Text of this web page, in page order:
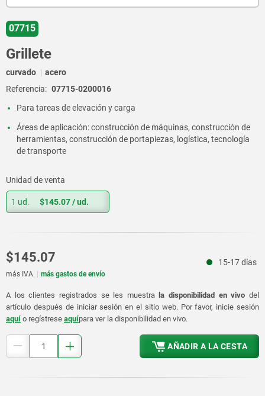
07715
Grillete
curvado
acero
Referencia: 07715-0200016
Para tareas de elevación y carga
Áreas de aplicación: construcción de máquinas, construcción de
herramientas, construcción de portapiezas, logística, tecnología
de transporte
Unidad de venta
1 ud. $145.07/ ud.
$145.07 15-17 días
más IVA. más gastos de envío
A los clientes registrados se les muestrala disponibilidad en vivo del
artículo después de iniciar sesión en el sitio web. Por favor, inicie sesión
aquí o regístrese aquípara ver la disponibilidad en vivo.
AÑADIR A LA CESTA